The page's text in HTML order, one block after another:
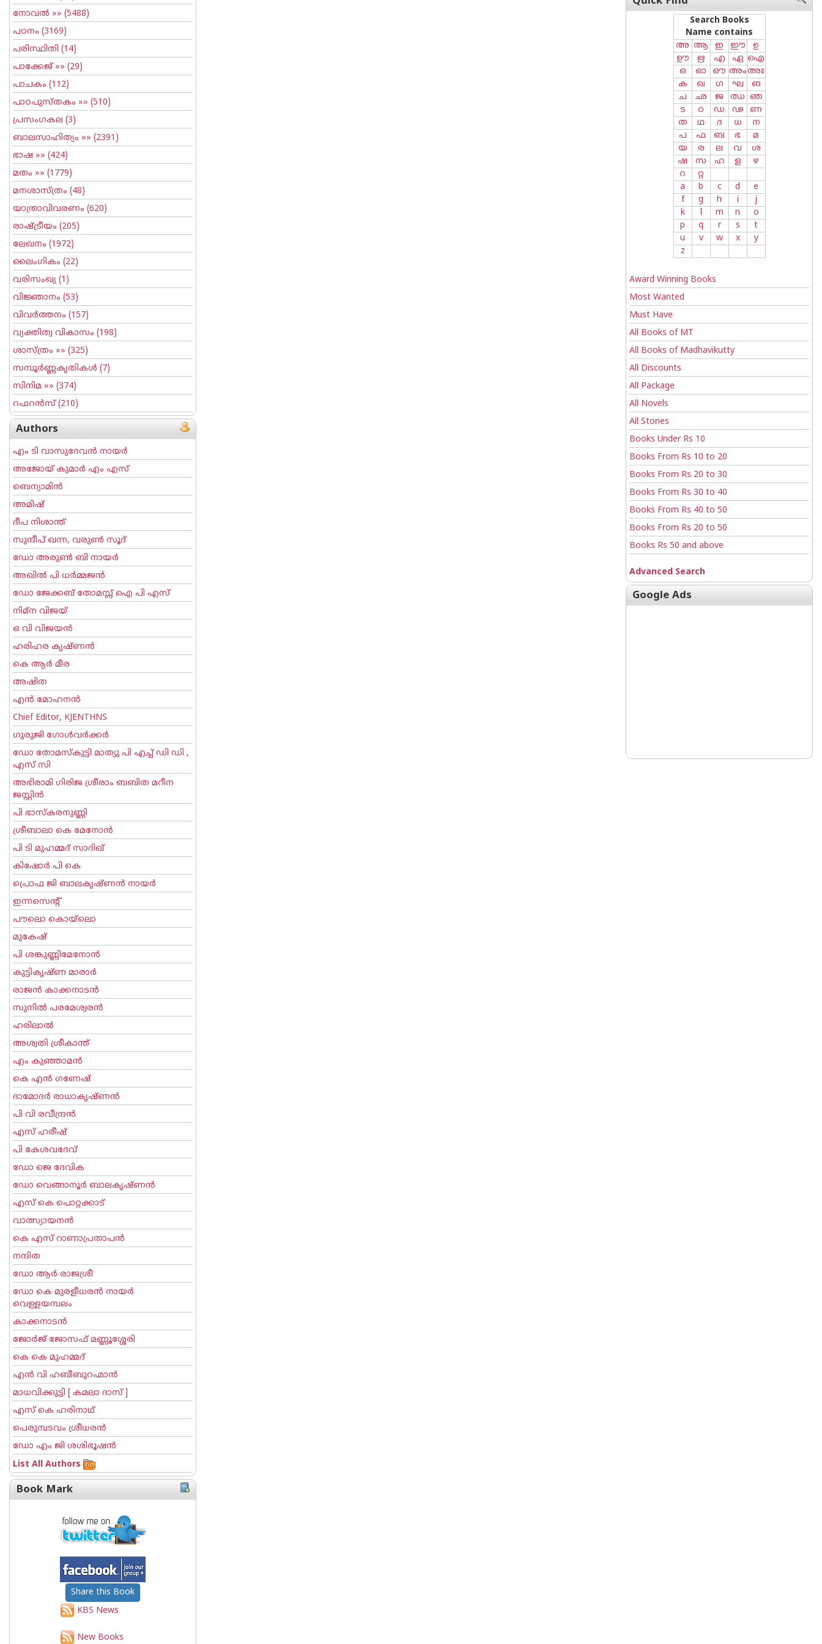
നോവല്‍ »» (5488)
പഠനം (3169)
പരിസ്ഥിതി (14)
പാക്കേജ് »» (29)
പാചകം (112)
പാഠപുസ്തകം »» (510)
പ്രസംഗകല (3)
ബാലസാഹിത്യം »» (2391)
ഭാഷ »» (424)
മതം »» (1779)
മനശാസ്ത്രം (48)
യാത്രാവിവരണം (620)
രാഷ്ട്രീയം (205)
ലേഖനം (1972)
ലൈംഗികം (22)
വരിസംഖ്യ (1)
വിജ്ഞാനം (53)
വിവര്‍ത്തനം (157)
വ്യക്തിത്വ വികാസം (198)
ശാസ്ത്രം »» (325)
സമ്പൂര്‍ണ്ണകൃതികള്‍ (7)
സിനിമ »» (374)
റഫറന്‍സ്(210)
Authors
എം ടി വാസുദേവന്‍ നായര്‍
അജോയ് കുമാര്‍ എം എസ്
ബെന്യാമിന്‍
അമിഷ്
ദീപ നിശാന്ത്
സുന്ദീപ് ഖന്ന, വരുൺ സൂദ്
ഡോ അരുണ്‍ ബി നായര്‍
അഖില്‍ പി ധര്‍മ്മജന്‍
ഡോ ജേക്കബ് തോമസ്സ് ഐ പി എസ്
നിമ്ന വിജയ്
ഒ വി വിജയന്‍
ഹരിഹര കൃഷ്ണൻ
കെ ആര്‍ മീര
അഷിത
എന്‍ മോഹനന്‍
Chief Editor, KJENTHNS
ഗുരുജി ഗോള്‍‌വര്‍ക്കര്‍
ഡോ തോമസ്കുട്ടി മാത്യു പി എച്ച് ഡി ഡി ,
എസ് സി
അഭിരാമി ഗിരിജ ശ്രീരാം ബബിത മറീന
ജസ്റ്റിന്‍
പി ഭാസ്കരനുണ്ണി
ശ്രീബാലാ കെ മേനോന്‍
പി ടി മുഹമ്മദ് സാദിഖ്‌
കിഷോർ പി കെ
പ്രൊഫ ജി ബാലകൃഷ്ണന്‍ നായര്‍
ഇന്നസെന്റ്‌
പൗലൊ കൊയ്ലൊ
മുകേഷ്
പി ശങ്കുണ്ണിമേനോന്‍
കുട്ടികൃഷ്ണ മാരാര്‍
രാജന്‍ കാക്കനാടന്‍
സുനില്‍ പരമേശ്വരന്‍
ഹരിലാല്‍
അശ്വതി ശ്രീകാന്ത്
എം കുഞ്ഞാമന്‍
കെ എന്‍ ഗണേഷ്
ദാമോദർ രാധാകൃഷ്ണൻ
പി വി രവീന്ദ്രന്‍
എസ് ഹരീഷ്
പി കേശവദേവ്‌
ഡോ ജെ ദേവിക
ഡോ വെങ്ങാനൂര്‍ ബാലകൃഷ്ണന്‍
എസ്‌ കെ പൊറ്റക്കാട്‌
വാത്സ്യായനന്‍
കെ എസ് റാണാപ്രതാപന്‍
നന്ദിത
ഡോ ആര്‍ രാജശ്രീ
ഡോ കെ മുരളീധരന്‍ നായര്‍
വെള്ളയമ്പലം
കാക്കനാടന്‍
ജോര്‍ജ് ജോസഫ് മണ്ണൂശ്ശേരി
കെ കെ മുഹമ്മദ്
എന്‍ വി ഹബീബുറഹ്മാന്‍
മാധവിക്കുട്ടി [ കമലാ ദാസ് ]
എസ് കെ ഹരിനാഥ്
പെരുമ്പടവം ശ്രീധര‌ന്‍
ഡോ എം ജി ശശിഭൂഷന്‍
List All Authors
Book Mark
Share this Book
KBS News
New Books
Search Books
Name contains
അ ആ ഇ ഈ
ഉ
ഊ
ഋ എ ഏ ഐ
ഒ
ഓ ഔ അംഅഃ
ക
ഖ ഗ ഘ
ങ
ച
ഛ ജ ഝ ഞ
ട
ഠ ഡ ഢ
ണ
ത
ഥ ദ ധ
ന
പ
ഫ ബ ഭ
മ
യ
ര ല വ
ശ
ഷ
സ ഹ ള
ഴ
റ
റ്റ
a
b c d
e
f
g h i
j
k
l m n
o
p
q r s
t
u
v w x
y
z
Award Winning Books
Most Wanted
Must Have
All Books of MT
All Books of Madhavikutty
All Discounts
All Package
All Novels
All Stories
Books Under Rs 10
Books From Rs 10 to 20
Books From Rs 20 to 30
Books From Rs 30 to 40
Books From Rs 40 to 50
Books From Rs 20 to 50
Books Rs 50 and above
Advanced Search
Google Ads